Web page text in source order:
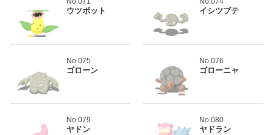
ウツボット イシツブテ
No.075
ゴローン
No.076
ゴローニャ
No.079
ヤドン
No.080
ヤドラン